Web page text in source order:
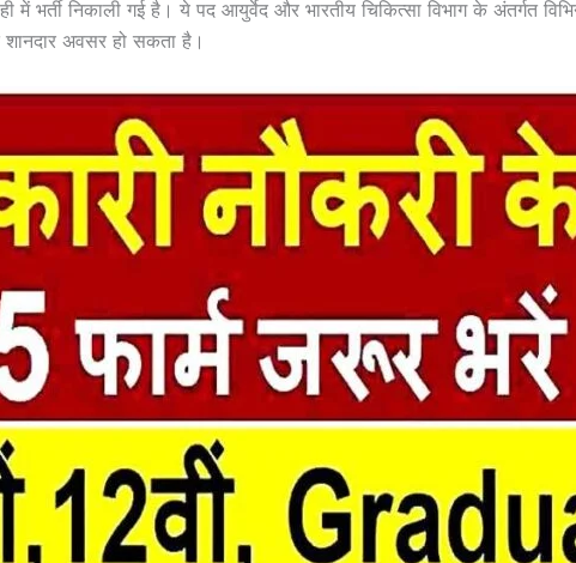
में भर्ती निकाली गई है। ये पद आयुर्वेद और भारतीय चिकित्सा विभाग के अंतर्गत
अवसर हो सकता है।